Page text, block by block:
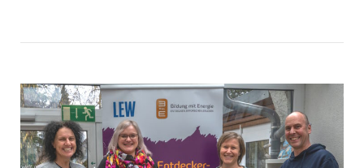
Open post